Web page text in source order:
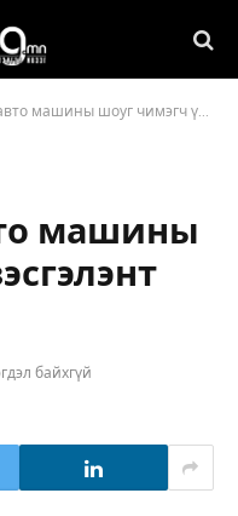
шоуг чимэгч үзэсгэлэнт бүсгүйчүүд
машины
байхгүй